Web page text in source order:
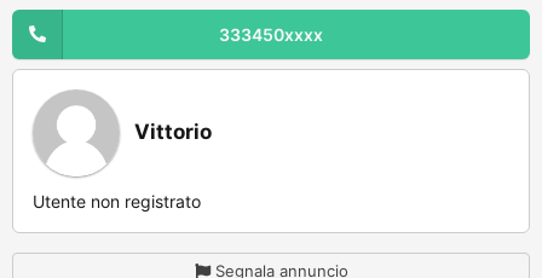
333450xxxx
Vittorio
Utente non registrato
Segnala annuncio